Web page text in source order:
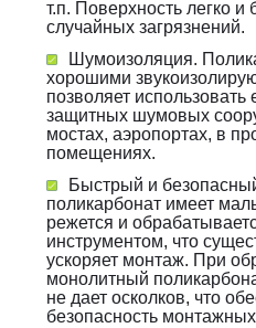
т.п. Поверхность легко
случайных загрязнений.
Шумоизоляция.
хорошими
позволяет использовать
защитных шумовых
мостах, аэропортах, в
помещениях.
Быстрый и
поликарбонат имеет
режется и
инструментом, что
ускоряет монтаж. При
монолитный
не дает осколков, что
безопасность монтажных